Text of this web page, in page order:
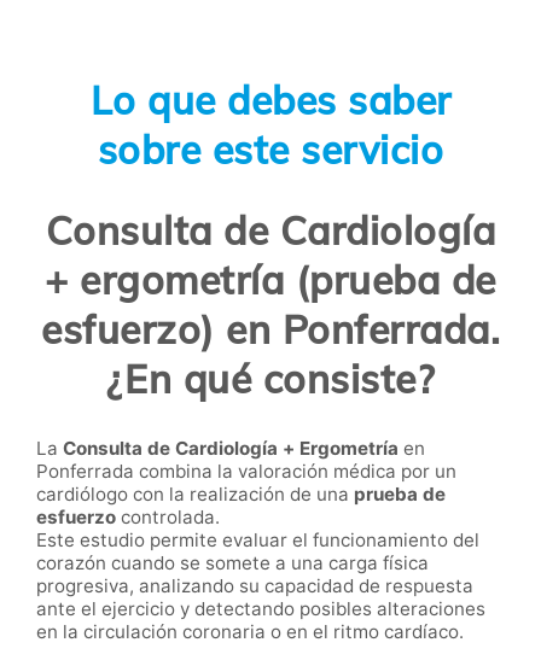
Lo que debes saber
sobre este servicio
Consulta de Cardiología
+ ergometría (prueba de
esfuerzo) en Ponferrada.
¿En qué consiste?
La Consulta de Cardiología + Ergometría en
Ponferrada combina la valoración médica por un
cardiólogo con la realización de una prueba de
esfuerzo controlada.
Este estudio permite evaluar el funcionamiento del
corazón cuando se somete a una carga física
progresiva, analizando su capacidad de respuesta
ante el ejercicio y detectando posibles alteraciones
en la circulación coronaria o en el ritmo cardíaco.